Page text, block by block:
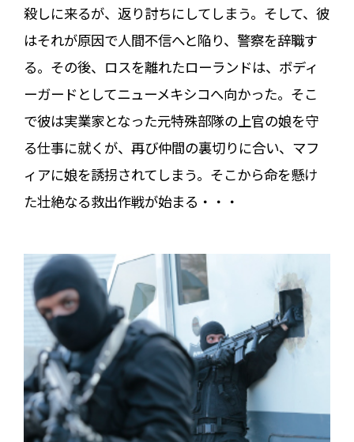
殺しに来るが、返り討ちにしてしまう。そして、彼
はそれが原因で人間不信へと陥り、警察を辞職す
る。その後、ロスを離れたローランドは、ボディ
ーガードとしてニューメキシコへ向かった。そこ
で彼は実業家となった元特殊部隊の上官の娘を守
る仕事に就くが、再び仲間の裏切りに合い、マフ
ィアに娘を誘拐されてしまう。そこから命を懸け
た壮絶なる救出作戦が始まる・・・